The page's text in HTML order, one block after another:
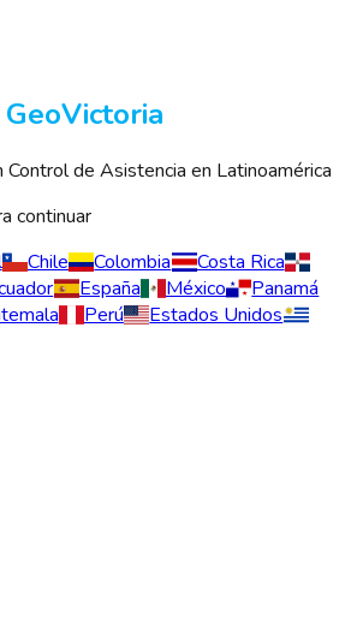
GeoVictoria
Control de Asistencia en Latinoamérica
continuar
Chile Colombia
Costa Rica
España México
Panamá
Perú
Estados Unidos